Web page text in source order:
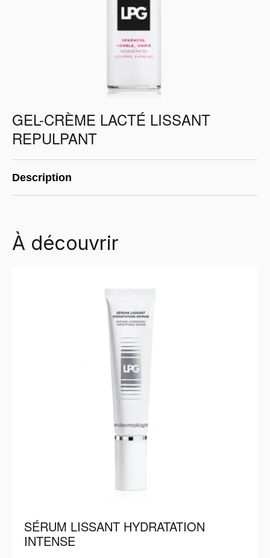
GEL-CRÈME LACTÉ LISSANT
REPULPANT
Description
À découvrir
SÉRUM LISSANT HYDRATATION
INTENSE